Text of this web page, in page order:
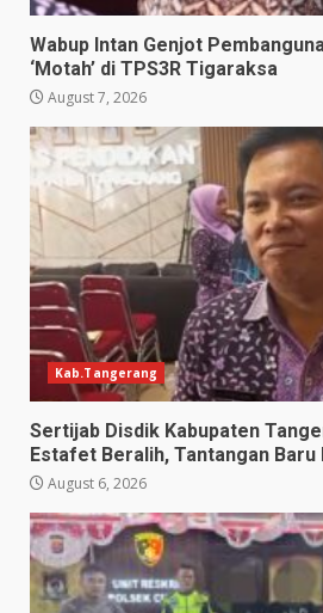
Wabup Intan Genjot
‘Motah’ di TPS3R Tigaraksa
August 7, 2026
Kab.Tangerang
Sertijab Disdik Kabupaten
Estafet Beralih, Tantangan Baru
August 6, 2026